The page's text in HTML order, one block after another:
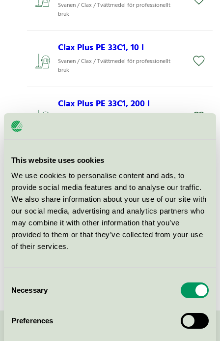
This website uses cookies
We use cookies to personalise content and ads, to
provide social media features and to analyse our traffic.
We also share information about your use of our site with
our social media, advertising and analytics partners who
may combine it with other information that you’ve
provided to them or that they’ve collected from your use
of their services.
Selection
Necessary
Preferences
Svanen / Clax / Tvättmedel för professionellt
bruk
Clax Plus PE 33C1, 10 l
Svanen / Clax / Tvättmedel för professionellt
bruk
Clax Plus PE 33C1, 200 l
Clax Soft Sensitive Pur-Eco
52A1, 20 l
Svanen / Clax / Tvättmedel för professionellt
bruk
Clax Plus PE 33C1, 20 l
Svanen / Clax / Tvättmedel för professionellt
bruk